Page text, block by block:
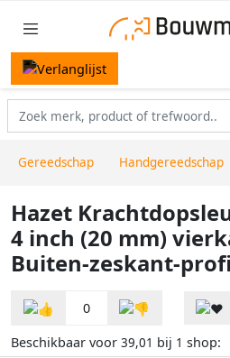
Gereedschap Handgereedschap
Hazet
4 inch (20 mm)
Buiten-zeskant-
0
Beschikbaar voor 39,01 bij 1 shop: